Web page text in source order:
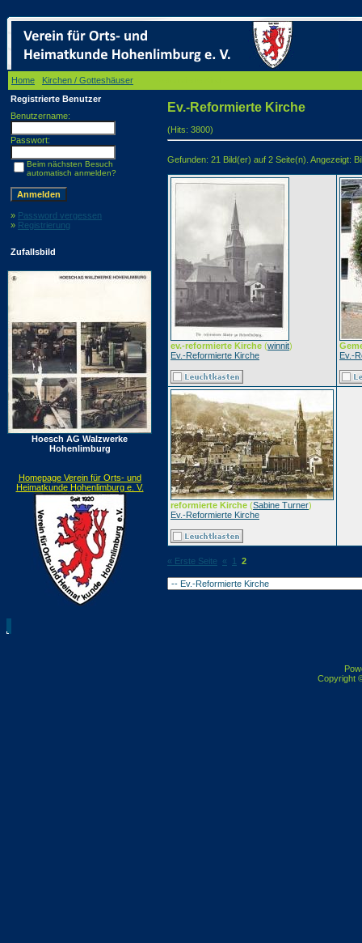
Home Kirchen / Gotteshäuser
Registrierte Benutzer
Benutzername:
Passwort:
Beim nächsten Besuch
automatisch anmelden?
» Password vergessen
» Registrierung
Zufallsbild
Hoesch AG Walzwerke
Hohenlimburg
Homepage Verein für Orts- und
Heimatkunde Hohenlimburg e. V.
Ev.-Reformierte Kirche
(Hits: 3800)
Gefunden: 21 Bild(er) auf 2 Seite(n). Angezeigt:
ev.-reformierte Kirche (winnit)
Ev.-Reformierte Kirche
Ev.-
reformierte Kirche (Sabine Turner)
Ev.-Reformierte Kirche
« Erste Seite « 1 2
Copyright